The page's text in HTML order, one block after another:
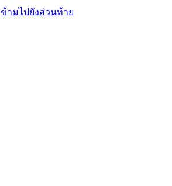
ข้ามไปยังส่วนท้าย